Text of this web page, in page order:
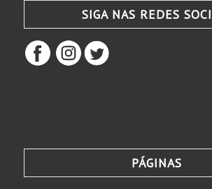
SIGA NAS REDES
PÁGINAS